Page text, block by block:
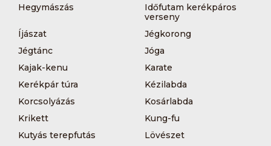
Hegymászás
Időfutam kerékpáros
verseny
Íjászat
Jégkorong
Jégtánc
Jóga
Kajak-kenu
Karate
Kerékpár túra
Kézilabda
Korcsolyázás
Kosárlabda
Krikett
Kung-fu
Kutyás terepfutás
Lövészet